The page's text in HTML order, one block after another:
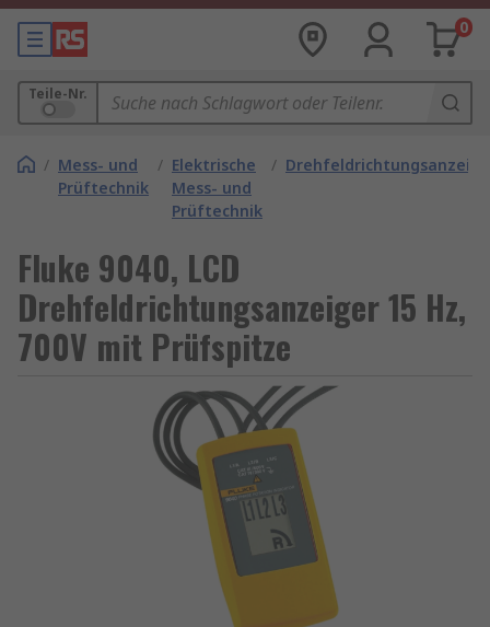
0
Teile-Nr.
/ Mess- und
Prüftechnik
/ Elektrische
Mess- und
Prüftechnik
/
Fluke 9040, LCD
Drehfeldrichtungsanzeiger 15 Hz,
700V mit Prüfspitze